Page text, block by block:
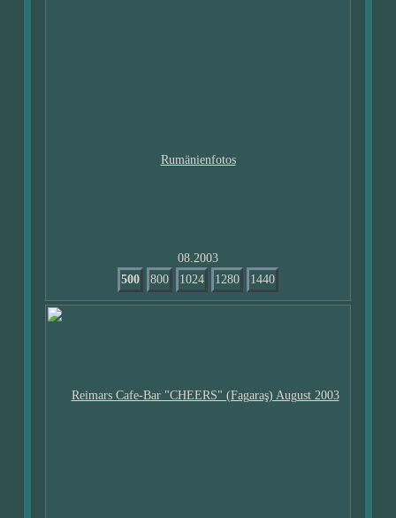
08.2003
500
800 1024 1280 1440